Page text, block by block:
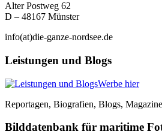
Alter Postweg 62
D – 48167 Münster
info(at)die-ganze-nordsee.de
Leistungen und Blogs
Werbe hier
Reportagen, Biografien, Blogs,
Bilddatenbank für maritime